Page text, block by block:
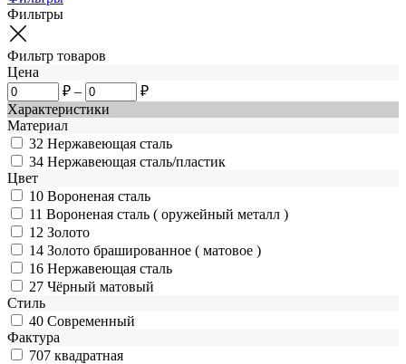
Фильтры
Фильтр товаров
Цена
₽ –
₽
Характеристики
Материал
32 Нержавеющая сталь
34 Нержавеющая сталь/пластик
Цвет
10 Вороненая сталь
11 Вороненая сталь ( оружейный металл )
12 Золото
14 Золото брашированное ( матовое )
16 Нержавеющая сталь
27 Чёрный матовый
Стиль
40 Современный
Фактура
707 квадратная